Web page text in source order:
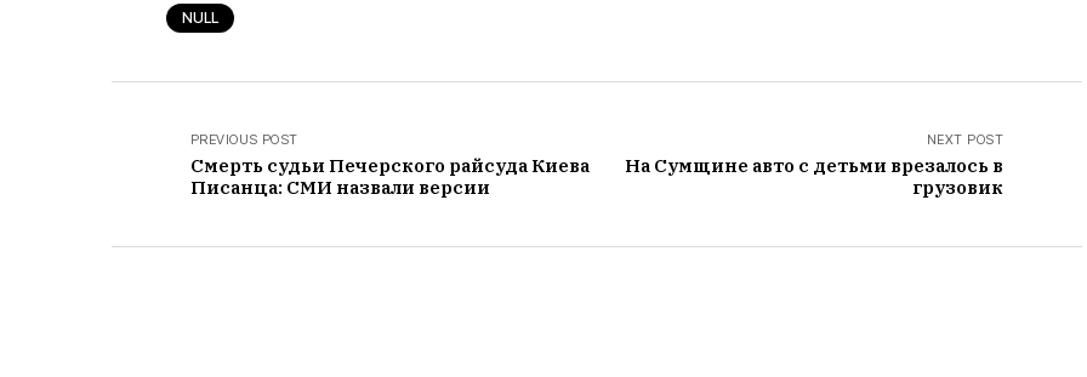
NULL
PREVIOUS POST
Смерть судьи Печерского райсуда Киева
Писанца: СМИ назвали версии
NEXT POST
На Сумщине авто с детьми врезалось в
грузовик